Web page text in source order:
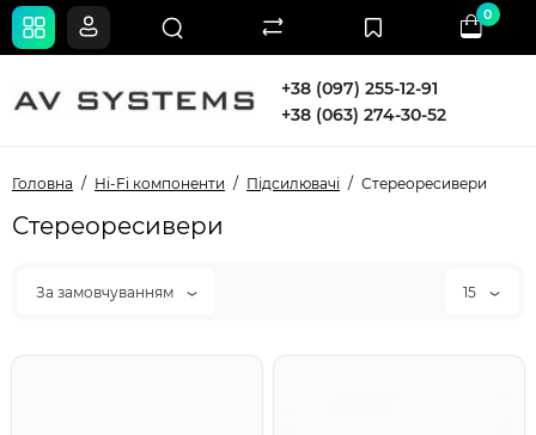
+38 (097) 255-12-91
+38 (063) 274-30-52
0
Головна Hi-Fi компоненти Підсилювачі Стереоресивери
Стереоресивери
За замовчуванням 15